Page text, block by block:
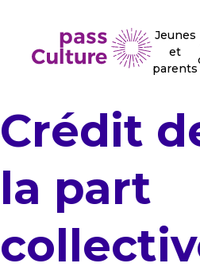
Jeunes
et
parents
Crédit
la part